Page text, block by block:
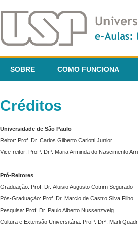
SOBRE COMO FUNCIONA
Créditos
Universidade de São Paulo
Reitor: Prof. Dr. Carlos Gilberto Carlotti Junior
Vice-reitor: Profª. Drª. Maria Arminda do Nascimento
Pró-Reitores
Graduação: Prof. Dr. Aluisio Augusto Cotrim Segurado
Pós-Graduação: Prof. Dr. Marcio de Castro Silva Filho
Pesquisa: Prof. Dr. Paulo Alberto Nussenzveig
Cultura e Extensão Universitária: Profª. Drª. Marli